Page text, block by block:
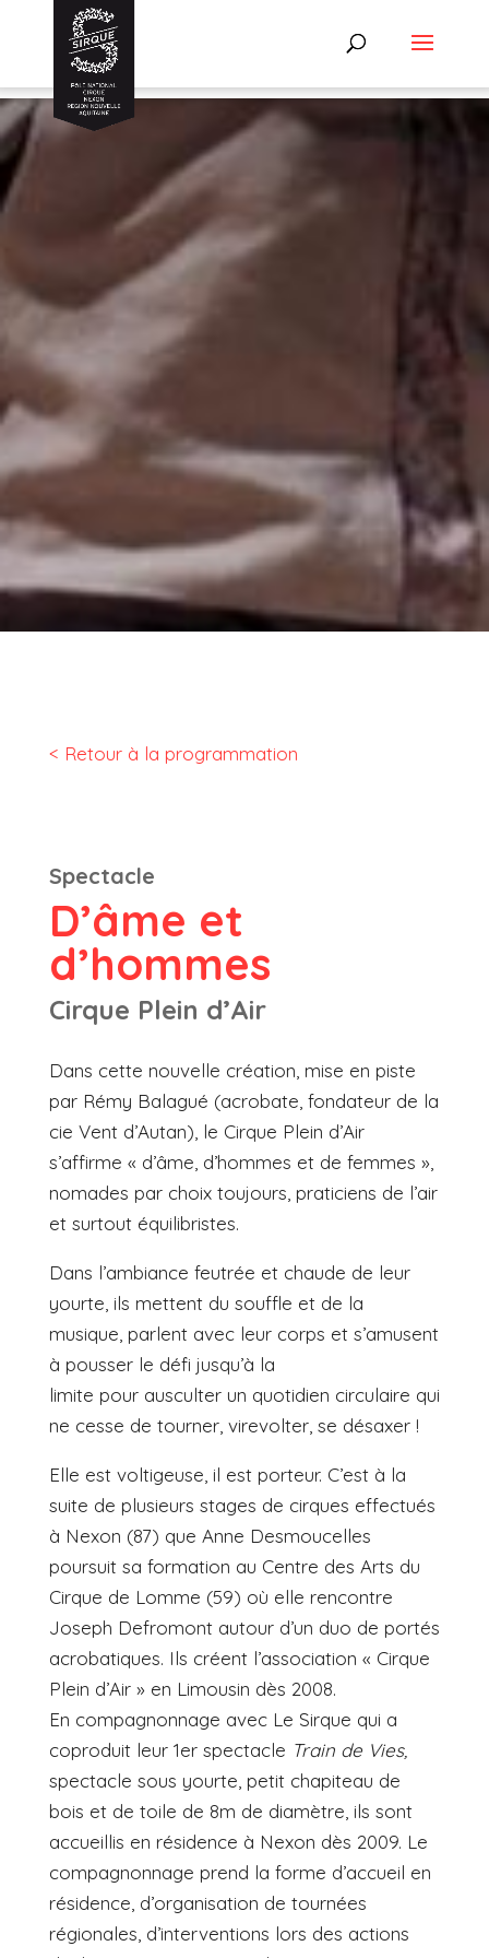
< Retour à la programmation
Spectacle
D’âme et
d’hommes
Cirque Plein d’Air
Dans cette nouvelle création, mise en piste
par Rémy Balagué (acrobate, fondateur de la
cie Vent d’Autan), le Cirque Plein d’Air
s’affirme « d’âme, d’hommes et de femmes »,
nomades par choix toujours, praticiens de l’air
et surtout équilibristes.
Dans l’ambiance feutrée et chaude de leur
yourte, ils mettent du souffle et de la
musique, parlent avec leur corps et s’amusent
à pousser le défi jusqu’à la
limite pour ausculter un quotidien circulaire qui
ne cesse de tourner, virevolter, se désaxer !
Elle est voltigeuse, il est porteur. C’est à la
suite de plusieurs stages de cirques effectués
à Nexon (87) que Anne Desmoucelles
poursuit sa formation au Centre des Arts du
Cirque de Lomme (59) où elle rencontre
Joseph Defromont autour d’un duo de portés
acrobatiques. Ils créent l’association « Cirque
Plein d’Air » en Limousin dès 2008.
En compagnonnage avec Le Sirque qui a
coproduit leur 1er spectacle Train de Vies,
spectacle sous yourte, petit chapiteau de
bois et de toile de 8m de diamètre, ils sont
accueillis en résidence à Nexon dès 2009. Le
compagnonnage prend la forme d’accueil en
résidence, d’organisation de tournées
régionales, d’interventions lors des actions